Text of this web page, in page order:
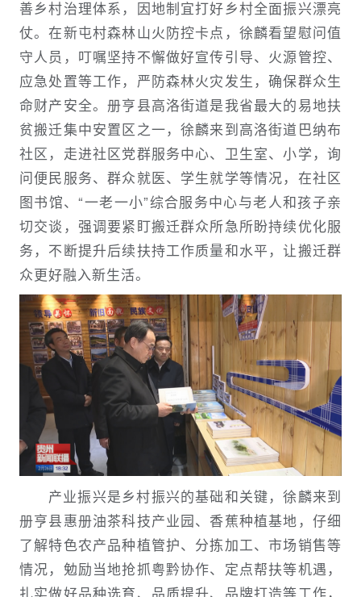
善乡村治理体系，因地制宜打好乡村全面振兴漂亮
仗。在新屯村森林山火防控卡点，徐麟看望慰问值
守人员，叮嘱坚持不懈做好宣传引导、火源管控、
应急处置等工作，严防森林火灾发生，确保群众生
命财产安全。册亨县高洛街道是我省最大的易地扶
贫搬迁集中安置区之一，徐麟来到高洛街道巴纳布
社区，走进社区党群服务中心、卫生室、小学，询
问便民服务、群众就医、学生就学等情况，在社区
图书馆、“一老一小”综合服务中心与老人和孩子亲
切交谈，强调要紧盯搬迁群众所急所盼持续优化服
务，不断提升后续扶持工作质量和水平，让搬迁群
众更好融入新生活。
产业振兴是乡村振兴的基础和关键，徐麟来到
册亨县惠册油茶科技产业园、香蕉种植基地，仔细
了解特色农产品种植管护、分拣加工、市场销售等
情况，勉励当地抢抓粤黔协作、定点帮扶等机遇，
扎实做好品种选育、品质提升、品牌打造等工作，